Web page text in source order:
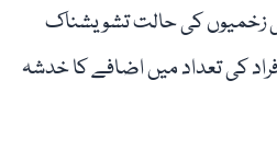
زخمیوں کی حالت تشویشناک
کی تعداد میں اضافے کا خدشہ